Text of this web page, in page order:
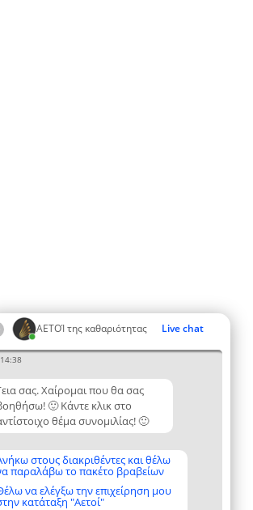
ΑΕΤΟΊ της καθαριότητας Live chat
14:38
σας. Χαίρομαι που θα σας
🙂 Κάντε κλικ στο
θέμα συνομιλίας! 🙂
στους διακριθέντες και θέλω
παραλάβω το πακέτο βραβείων
να ελέγξω την επιχείρηση μου
κατάταξη "Αετοί"